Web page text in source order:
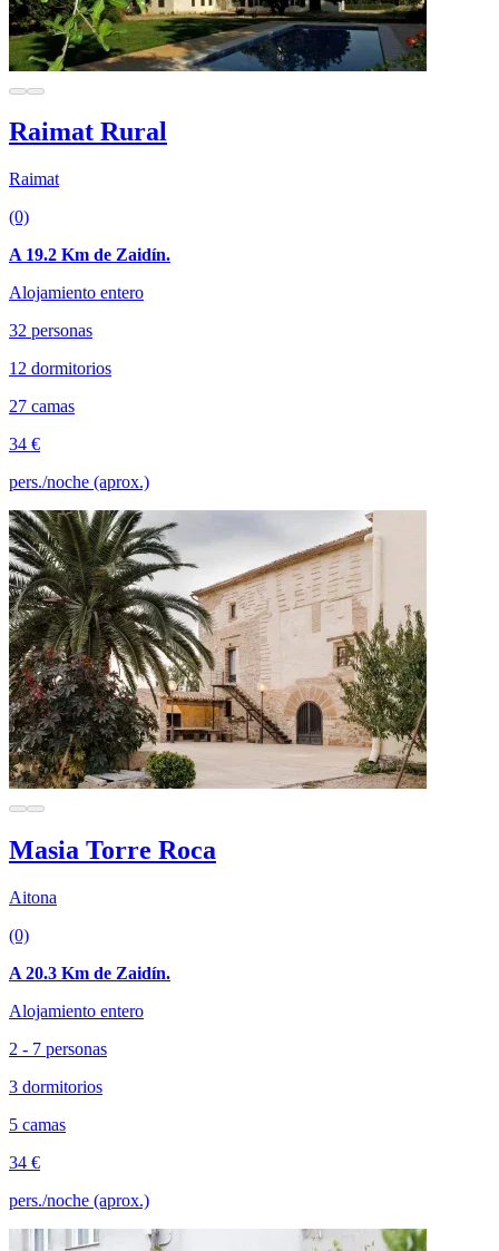
Raimat Rural
Raimat
(0)
A 19.2 Km de Zaidín.
Alojamiento entero
32 personas
12 dormitorios
27 camas
34 €
pers./noche (aprox.)
Masia Torre Roca
Aitona
(0)
A 20.3 Km de Zaidín.
Alojamiento entero
2 - 7 personas
3 dormitorios
5 camas
34 €
pers./noche (aprox.)